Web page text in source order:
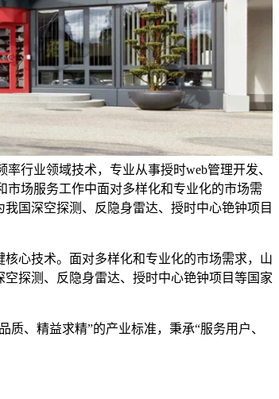
行业领域技术，专业从事授时web管理开发、
市场服务工作中面对多样化和专业化的市场需
国深空探测、反隐身雷达、授时中心铯钟项目
心技术。面对多样化和专业化的市场需求，山
探测、反隐身雷达、授时中心铯钟项目等国家
、精益求精”的产业标准，秉承“服务用户、